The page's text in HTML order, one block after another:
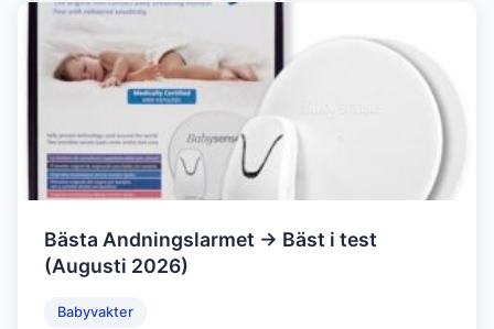
Bästa Andningslarmet → Bäst i test
(Augusti 2026)
Babyvakter